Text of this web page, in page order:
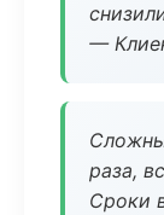
—
раза,
Сроки